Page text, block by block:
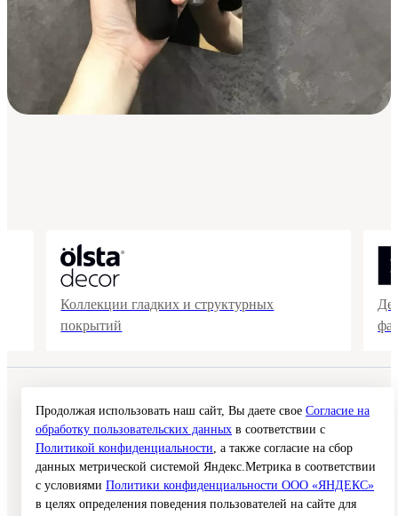
Коллекции гладких и структурных
покрытий
Политика конфиденциальности
Публичная оферта
Карта сайта
Создание сайта —
Продолжая использовать наш сайт, Вы даете свое Согласие на
обработку пользовательских данных в соответствии с
Политикой конфиденциальности, а также согласие на сбор
данных метрической системой Яндекс.Метрика в соответствии
с условиями Политики конфиденциальности ООО «ЯНДЕКС»
в целях определения поведения пользователей на сайте для